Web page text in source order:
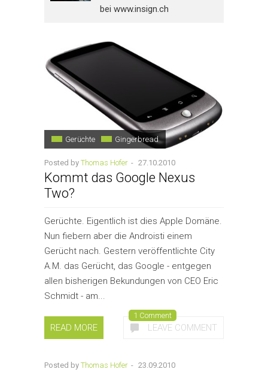
bei www.insign.ch
Gerüchte Gingerbread
Posted by Thomas Hofer - 27.10.2010
Kommt das Google Nexus
Two?
Gerüchte. Eigentlich ist dies Apple Domäne.
Nun fiebern aber die Androisti einem
Gerücht nach. Gestern veröffentlichte City
A.M. das Gerücht, das Google - entgegen
allen bisherigen Bekundungen von CEO Eric
Schmidt - am...
READ MORE
1 Comment
LEAVE COMMENT
Posted by Thomas Hofer - 23.09.2010